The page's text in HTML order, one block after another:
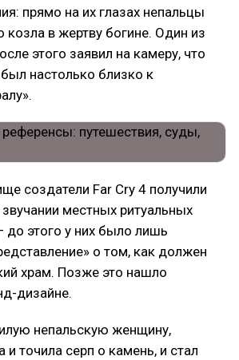
прямо на их глазах непальцы
козла в жертву богине. Один из
этого заявил на камеру, что
настолько близко к
создатели Far Cry 4 получили
местных ритуальных
до этого у них было лишь
о том, как должен
храм. Позже это нашло
дизайне.
непальскую женщину,
и точила серп о камень, и стал